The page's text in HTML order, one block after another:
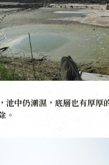
池中仍潮濕，底層也有厚厚
。